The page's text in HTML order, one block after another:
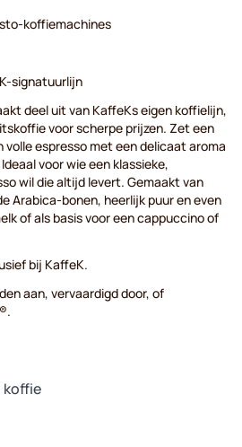
koffiemachines
signatuurlijn
deel uit van KaffeKs eigen koffielijn,
voor scherpe prijzen. Zet een
volle espresso met een delicaat aroma
voor wie een klassieke,
wil die altijd levert. Gemaakt van
Arabica-bonen, heerlijk puur en even
of als basis voor een cappuccino of
bij KaffeK.
aan, vervaardigd door, of
koffie